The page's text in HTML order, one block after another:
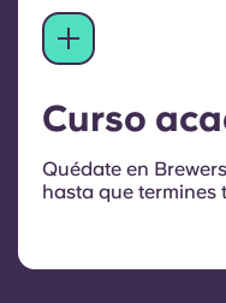
Curso
Quédate en
hasta que termines